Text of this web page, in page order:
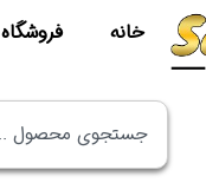
خانه فروشگاه